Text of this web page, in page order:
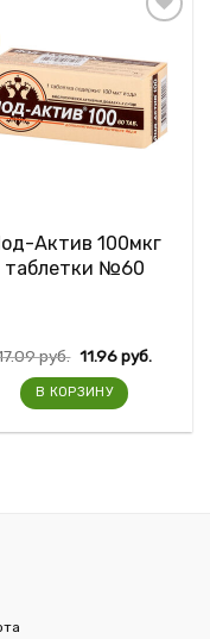
Актив 100мкг
таблетки №60
руб. 11.96руб.
В КОРЗИНУ